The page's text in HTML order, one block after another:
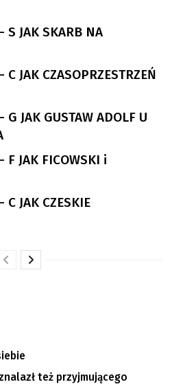
JAK SKARB NA
JAK CZASOPRZESTRZEŃ
JAK GUSTAW ADOLF U
JAK FICOWSKI i
JAK CZESKIE
też przyjmującego